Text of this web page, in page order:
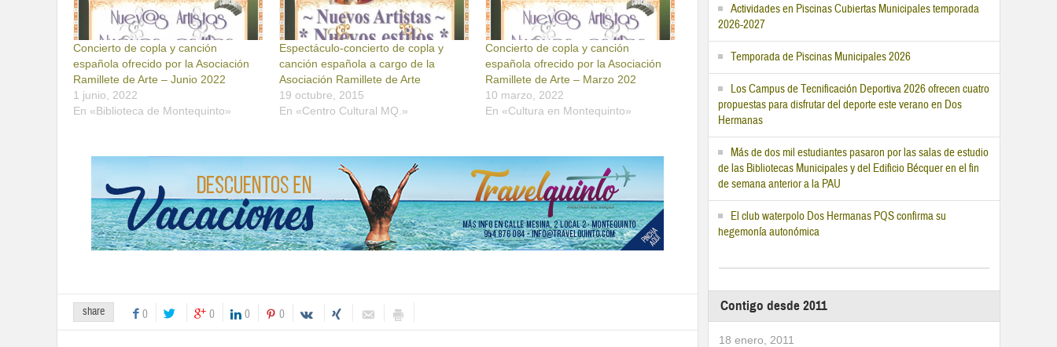
Concierto de copla y canción
española ofrecido por la Asociación
Ramillete de Arte – Junio 2022
1 junio, 2022
En «Biblioteca de Montequinto»
Espectáculo-concierto de copla y
canción española a cargo de la
Asociación Ramillete de Arte
19 octubre, 2015
En «Centro Cultural MQ.»
Concierto de copla y canción
española ofrecido por la Asociación
Ramillete de Arte – Marzo 202
10 marzo, 2022
En «Cultura en Montequinto»
share 0 0 0 0
Actividades en Piscinas Cubiertas Municipales temporada
2026-2027
Temporada de Piscinas Municipales 2026
Los Campus de Tecnificación Deportiva 2026 ofrecen cuatro
propuestas para disfrutar del deporte este verano en Dos
Hermanas
Más de dos mil estudiantes pasaron por las salas de estudio
de las Bibliotecas Municipales y del Edificio Bécquer en el fin
de semana anterior a la PAU
El club waterpolo Dos Hermanas PQS confirma su
hegemonía autonómica
Contigo desde 2011
18 enero, 2011